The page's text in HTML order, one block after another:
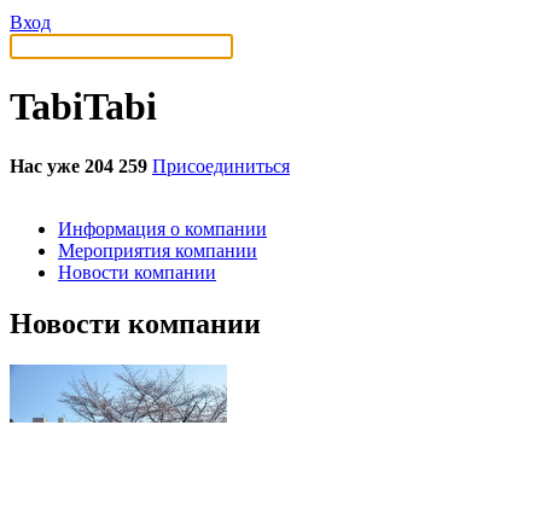
Вход
TabiTabi
Нас уже 204 259 Присоединиться
Информация о компании
Мероприятия компании
Новости компании
Новости компании